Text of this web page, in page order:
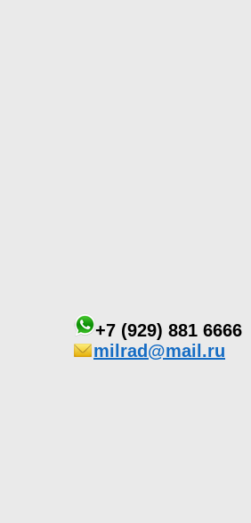
+7 (929) 881 6666
milrad@mail.ru